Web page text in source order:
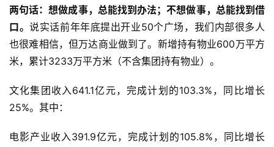
两句话：想做成事，总能找到办法；不想做事，总能找到借
口。说实话前年年底提出开业50个广场，我们内部很多人
也很难相信，但万达商业做到了。新增持有物业600万平方
米，累计3233万平方米（不含集团持有物业）。
文化集团收入641.1亿元，完成计划的103.3%，同比增长
25%。其中：
电影产业收入391.9亿元，完成计划的105.8%，同比增长